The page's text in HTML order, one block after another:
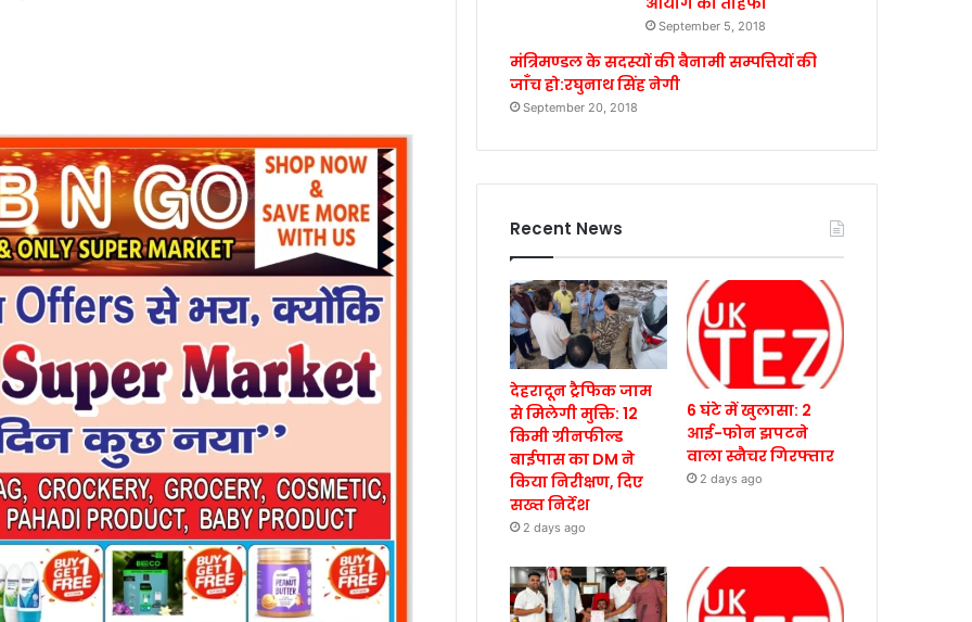
September 5, 2018
मंत्रिमण्डल के सदस्यों की बैनामी सम्पत्तियों की
जाँच हो:रघुनाथ सिंह नेगी
September 20, 2018
Recent News
देहरादून ट्रैफिक जाम
से मिलेगी मुक्ति: 12
किमी ग्रीनफील्ड
बाईपास का DM ने
किया निरीक्षण, दिए
सख्त निर्देश
2 days ago
6 घंटे में खुलासा: 2
आई-फोन झपटने
वाला स्नैचर गिरफ्तार
2 days ago